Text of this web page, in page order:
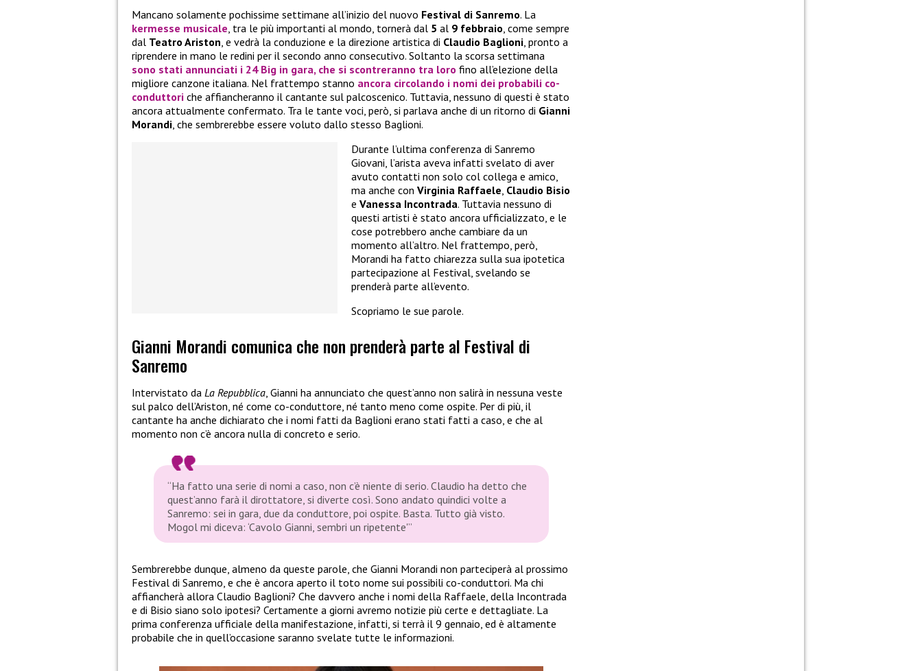
Mancano solamente pochissime settimane all’inizio del nuovo Festival di Sanremo. La
kermesse musicale, tra le più importanti al mondo, tornerà dal 5 al 9 febbraio, come sempre
dal Teatro Ariston, e vedrà la conduzione e la direzione artistica di Claudio Baglioni, pronto a
riprendere in mano le redini per il secondo anno consecutivo. Soltanto la scorsa settimana
sono stati annunciati i 24 Big in gara, che si scontreranno tra loro fino all’elezione della
migliore canzone italiana. Nel frattempo stanno ancora circolando i nomi dei probabili co-
conduttori che affiancheranno il cantante sul palcoscenico. Tuttavia, nessuno di questi è stato
ancora attualmente confermato. Tra le tante voci, però, si parlava anche di un ritorno di Gianni
Morandi, che sembrerebbe essere voluto dallo stesso Baglioni.
Durante l’ultima conferenza di Sanremo
Giovani, l’arista aveva infatti svelato di aver
avuto contatti non solo col collega e amico,
ma anche con Virginia Raffaele, Claudio Bisio
e Vanessa Incontrada. Tuttavia nessuno di
questi artisti è stato ancora ufficializzato, e le
cose potrebbero anche cambiare da un
momento all’altro. Nel frattempo, però,
Morandi ha fatto chiarezza sulla sua ipotetica
partecipazione al Festival, svelando se
prenderà parte all’evento.
Scopriamo le sue parole.
Gianni Morandi comunica che non prenderà parte al Festival di
Sanremo
Intervistato da La Repubblica, Gianni ha annunciato che quest’anno non salirà in nessuna veste
sul palco dell’Ariston, né come co-conduttore, né tanto meno come ospite. Per di più, il
cantante ha anche dichiarato che i nomi fatti da Baglioni erano stati fatti a caso, e che al
momento non c’è ancora nulla di concreto e serio.
“Ha fatto una serie di nomi a caso, non c’è niente di serio. Claudio ha detto che
quest’anno farà il dirottatore, si diverte così. Sono andato quindici volte a
Sanremo: sei in gara, due da conduttore, poi ospite. Basta. Tutto già visto.
Mogol mi diceva: ‘Cavolo Gianni, sembri un ripetente'”
Sembrerebbe dunque, almeno da queste parole, che Gianni Morandi non parteciperà al prossimo
Festival di Sanremo, e che è ancora aperto il toto nome sui possibili co-conduttori. Ma chi
affiancherà allora Claudio Baglioni? Che davvero anche i nomi della Raffaele, della Incontrada
e di Bisio siano solo ipotesi? Certamente a giorni avremo notizie più certe e dettagliate. La
prima conferenza ufficiale della manifestazione, infatti, si terrà il 9 gennaio, ed è altamente
probabile che in quell’occasione saranno svelate tutte le informazioni.